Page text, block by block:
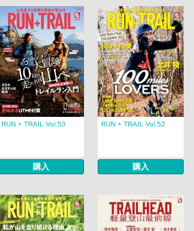
RUN + TRAIL Vol.53
購入
RUN + TRAIL Vol.52
購入